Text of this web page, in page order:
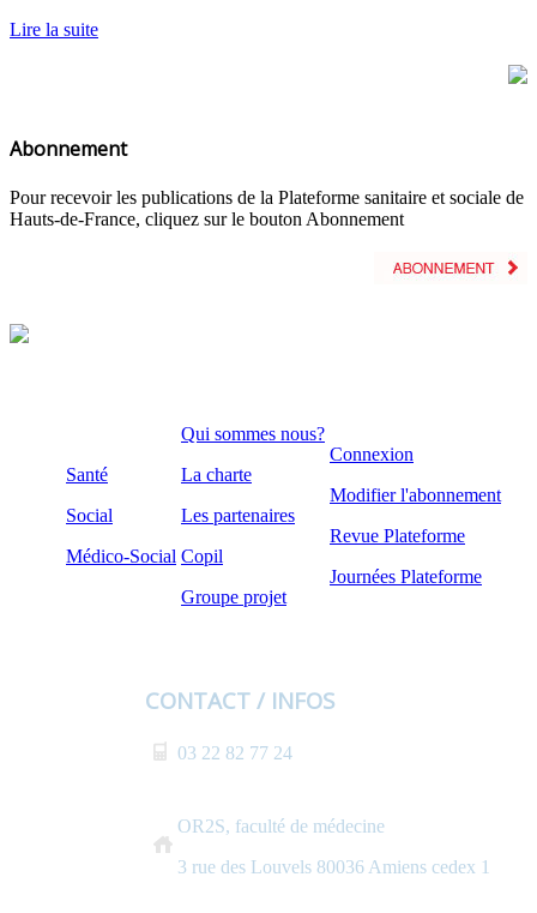
Lire la suite
Abonnement
Pour recevoir les publications de la Plateforme sanitaire et sociale de
Hauts-de-France, cliquez sur le bouton Abonnement
Santé
Social
Médico-Social
Qui sommes nous?
La charte
Les partenaires
Copil
Groupe projet
Connexion
Modifier l'abonnement
Revue Plateforme
Journées Plateforme
CONTACT / INFOS
03 22 82 77 24
OR2S, faculté de médecine
3 rue des Louvels 80036 Amiens cedex 1